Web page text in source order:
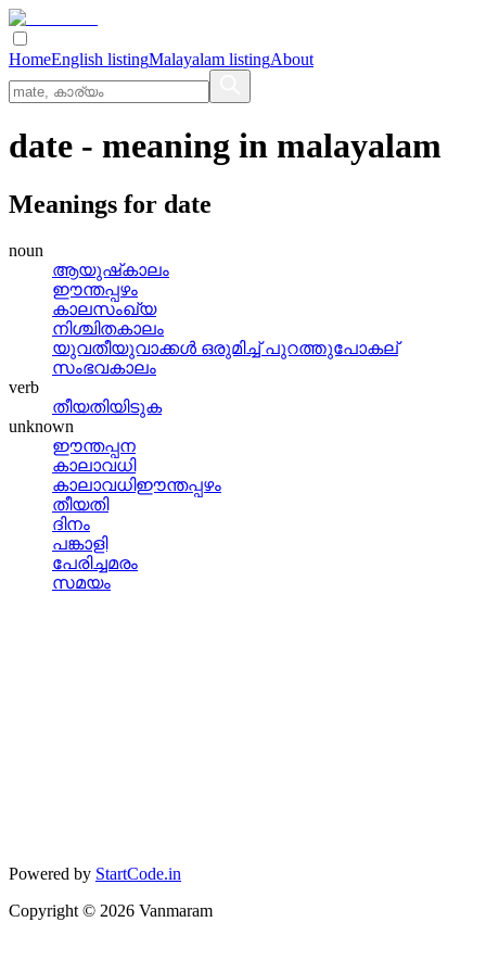
HomeEnglish listingMalayalam listingAbout
date - meaning in malayalam
Meanings for date
noun
ആയുഷ്‌കാലം
ഈന്തപ്പഴം
കാലസംഖ്യ
നിശ്ചിതകാലം
യുവതീയുവാക്കള്‍ ഒരുമിച്ച്‌ പുറത്തുപോകല്
സംഭവകാലം
verb
തീയതിയിടുക
unknown
ഈന്തപ്പന
കാലാവധി
കാലാവധിഈന്തപ്പഴം
തീയതി
ദിനം
പങ്കാളി
പേരിച്ചമരം
സമയം
Powered by StartCode.in
Copyright © 2026 Vanmaram